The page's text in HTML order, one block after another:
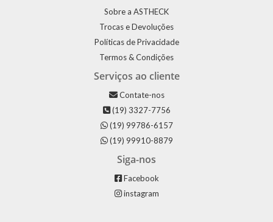
Sobre a ASTHECK
Trocas e Devoluções
Políticas de Privacidade
Termos & Condições
Serviços ao cliente
Contate-nos
(19) 3327-7756
(19) 99786-6157
(19) 99910-8879
Siga-nos
Facebook
instagram